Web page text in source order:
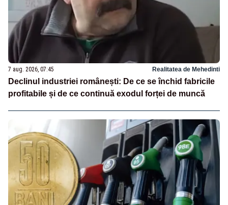
7 aug. 2026, 07:45 Realitatea de Mehedinti
Declinul industriei românești: De ce se închid fabricile
profitabile și de ce continuă exodul forței de muncă